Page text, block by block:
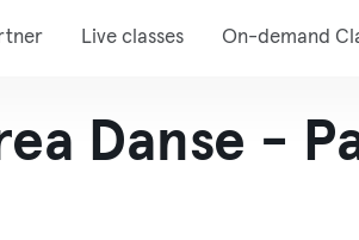
Live classes On-demand
Danse -